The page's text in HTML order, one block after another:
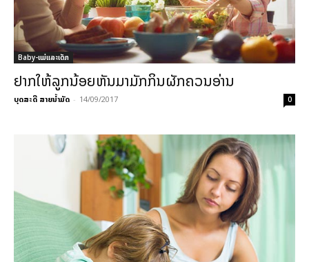
Baby-ແມ່ແລະເດັກ
ຢາກໃຫ້ລູກນ້ອຍຫັນມາມັກກິນຜັກຄວນອ່ານ
ບຸດສະດີ ສາຍນ້ຳມັດ - 14/09/2017 0